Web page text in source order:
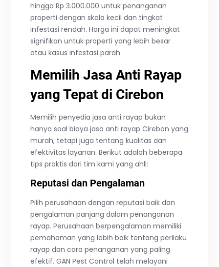
hingga Rp 3.000.000 untuk penanganan
properti dengan skala kecil dan tingkat
infestasi rendah. Harga ini dapat meningkat
signifikan untuk properti yang lebih besar
atau kasus infestasi parah.
Memilih Jasa Anti Rayap
yang Tepat di Cirebon
Memilih penyedia jasa anti rayap bukan
hanya soal biaya jasa anti rayap Cirebon yang
murah, tetapi juga tentang kualitas dan
efektivitas layanan. Berikut adalah beberapa
tips praktis dari tim kami yang ahli:
Reputasi dan Pengalaman
Pilih perusahaan dengan reputasi baik dan
pengalaman panjang dalam penanganan
rayap. Perusahaan berpengalaman memiliki
pemahaman yang lebih baik tentang perilaku
rayap dan cara penanganan yang paling
efektif. GAN Pest Control telah melayani